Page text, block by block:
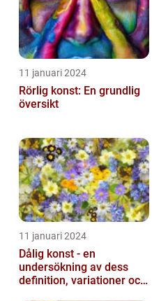
11 januari 2024
Rörlig konst: En grundlig
översikt
11 januari 2024
Dålig konst - en
undersökning av dess
definition, variationer och